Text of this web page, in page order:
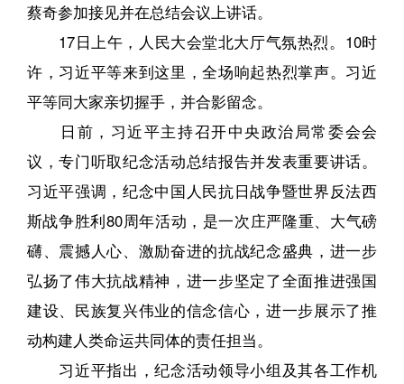
蔡奇参加接见并在总结会议上讲话。
17日上午，人民大会堂北大厅气氛热烈。10时
许，习近平等来到这里，全场响起热烈掌声。习近
平等同大家亲切握手，并合影留念。
日前，习近平主持召开中央政治局常委会会
议，专门听取纪念活动总结报告并发表重要讲话。
习近平强调，纪念中国人民抗日战争暨世界反法西
斯战争胜利80周年活动，是一次庄严隆重、大气磅
礴、震撼人心、激励奋进的抗战纪念盛典，进一步
弘扬了伟大抗战精神，进一步坚定了全面推进强国
建设、民族复兴伟业的信念信心，进一步展示了推
动构建人类命运共同体的责任担当。
习近平指出，纪念活动领导小组及其各工作机